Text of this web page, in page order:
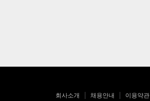
회사소개 채용안내 이용약관